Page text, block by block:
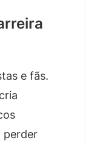
e fãs.
perder